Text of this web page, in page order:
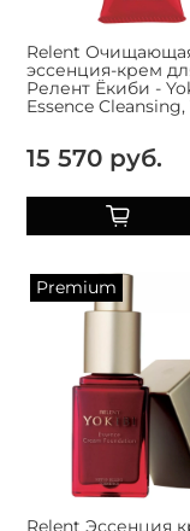
Relent
эссенция-крем
Релент Ёкиби -
Essence Cleansing,
15 570 руб.
Premium
Relent Эссенция